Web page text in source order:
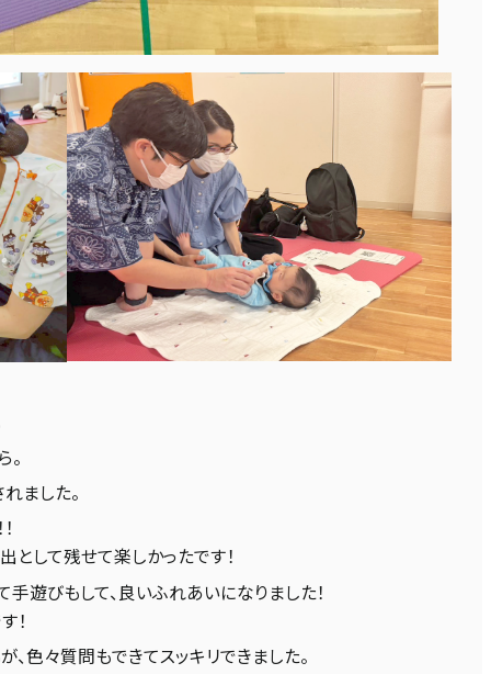
ました。
して残せて楽しかったです！
遊びもして、良いふれあいになりました！
！
色々質問もできてスッキリできました。